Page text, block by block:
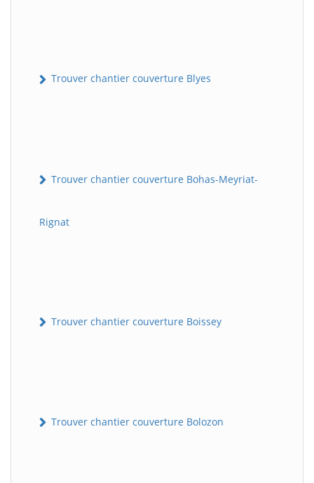
Trouver chantier couverture Blyes
Trouver chantier couverture Bohas-Meyriat-
Rignat
Trouver chantier couverture Boissey
Trouver chantier couverture Bolozon